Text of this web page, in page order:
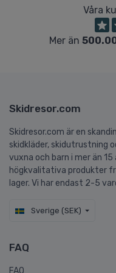
Våra
Mer än
Skidresor.com
Skidresor.com är en
skidkläder, skidutrustning
vuxna och barn i mer än 15
högkvalitativa produkter
lager. Vi har endast 2-5
Sverige (SEK)
FAQ
FAQ